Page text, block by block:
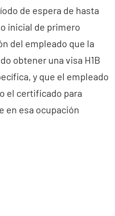
de espera de hasta
inicial de primero
del empleado que la
obtener una visa H1B
y que el empleado
el certificado para
en esa ocupación